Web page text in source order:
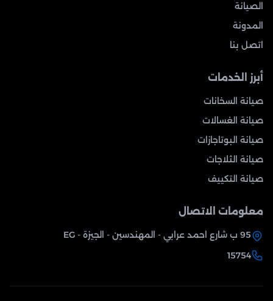
الصيانة
المدونة
اتصل بنا
أبرز الخدمات
صيانة السخانات
صيانة الغسالات
صيانة البوتاجازات
صيانة الثلاجات
صيانة التكييف
معلومات الاتصال
95 ب شارع احمد عرابي - المهندسين - الجيزة - EG
15754